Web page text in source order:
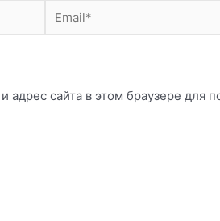
Email*
адрес сайта в этом браузере для